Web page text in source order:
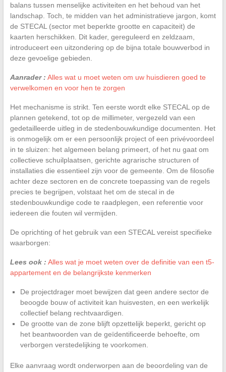
balans tussen menselijke activiteiten en het behoud van het
landschap. Toch, te midden van het administratieve jargon, komt
de STECAL (sector met beperkte grootte en capaciteit) de
kaarten herschikken. Dit kader, gereguleerd en zeldzaam,
introduceert een uitzondering op de bijna totale bouwverbod in
deze gevoelige gebieden.
Aanrader : Alles wat u moet weten om uw huisdieren goed te
verwelkomen en voor hen te zorgen
Het mechanisme is strikt. Ten eerste wordt elke STECAL op de
plannen getekend, tot op de millimeter, vergezeld van een
gedetailleerde uitleg in de stedenbouwkundige documenten. Het
is onmogelijk om er een persoonlijk project of een privévoordeel
in te sluizen: het algemeen belang primeert, of het nu gaat om
collectieve schuilplaatsen, gerichte agrarische structuren of
installaties die essentieel zijn voor de gemeente. Om de filosofie
achter deze sectoren en de concrete toepassing van de regels
precies te begrijpen, volstaat het om de stecal in de
stedenbouwkundige code te raadplegen, een referentie voor
iedereen die fouten wil vermijden.
De oprichting of het gebruik van een STECAL vereist specifieke
waarborgen:
Lees ook : Alles wat je moet weten over de definitie van een t5-
appartement en de belangrijkste kenmerken
De projectdrager moet bewijzen dat geen andere sector de
beoogde bouw of activiteit kan huisvesten, en een werkelijk
collectief belang rechtvaardigen.
De grootte van de zone blijft opzettelijk beperkt, gericht op
het beantwoorden van de geïdentificeerde behoefte, om
verborgen verstedelijking te voorkomen.
Elke aanvraag wordt onderworpen aan de beoordeling van de